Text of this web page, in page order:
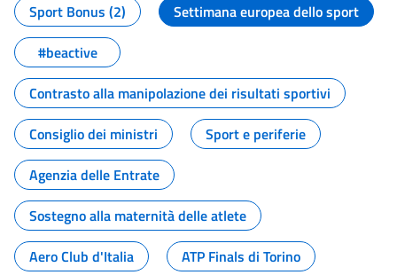
Sport Bonus (2)
Settimana europea dello sport
#beactive
Contrasto alla manipolazione dei risultati sportivi
Consiglio dei ministri
Sport e periferie
Agenzia delle Entrate
Sostegno alla maternità delle atlete
Aero Club d'Italia
ATP Finals di Torino